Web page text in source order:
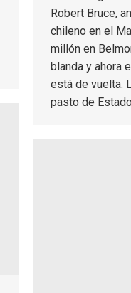
Robert Bruce,
chileno en el
millón en
blanda y ahora
está de vuelta.
pasto de